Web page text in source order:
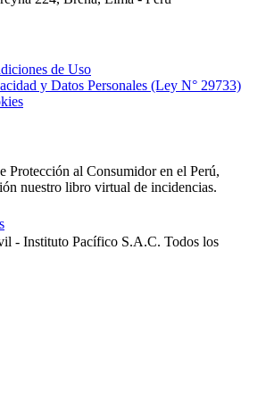
de Uso
y Datos Personales (Ley N° 29733)
Protección al Consumidor en el Perú,
nuestro libro virtual de incidencias.
- Instituto Pacífico S.A.C. Todos los